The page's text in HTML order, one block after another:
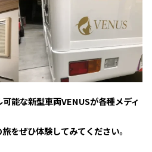
能な新型車両VENUSが各種メディ
をぜひ体験してみてください。